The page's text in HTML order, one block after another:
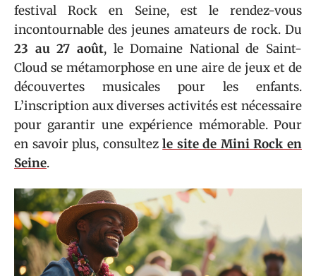
festival Rock en Seine, est le rendez-vous
incontournable des jeunes amateurs de rock. Du
23 au 27 août, le Domaine National de Saint-
Cloud se métamorphose en une aire de jeux et de
découvertes musicales pour les enfants.
L’inscription aux diverses activités est nécessaire
pour garantir une expérience mémorable. Pour
en savoir plus, consultezle site de Mini Rock en
Seine.